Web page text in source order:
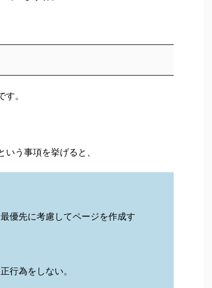
。
う事項を挙げると、
優先に考慮してページを作成す
行為をしない。